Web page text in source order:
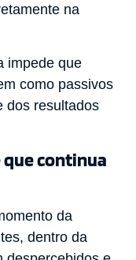
na
impede que
como passivos
dos resultados
que continua
da
dentro da